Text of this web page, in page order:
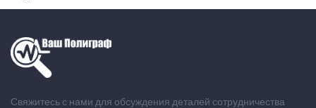
Свяжитесь с нами для обсуждения деталей сотрудничества